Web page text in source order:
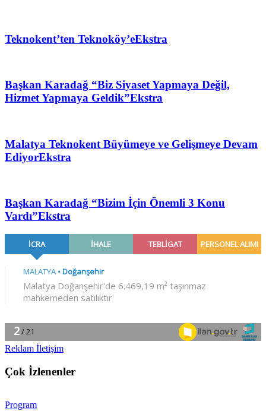
Teknokent’ten Teknoköy’eEkstra
Başkan Karadağ “Biz Siyaset Yapmaya Değil,
Hizmet Yapmaya Geldik”Ekstra
Malatya Teknokent Büyümeye ve Gelişmeye Devam
EdiyorEkstra
Başkan Karadağ “Bizim İçin Önemli 3 Konu
Vardı”Ekstra
Reklam İletişim
Çok İzlenenler
Program